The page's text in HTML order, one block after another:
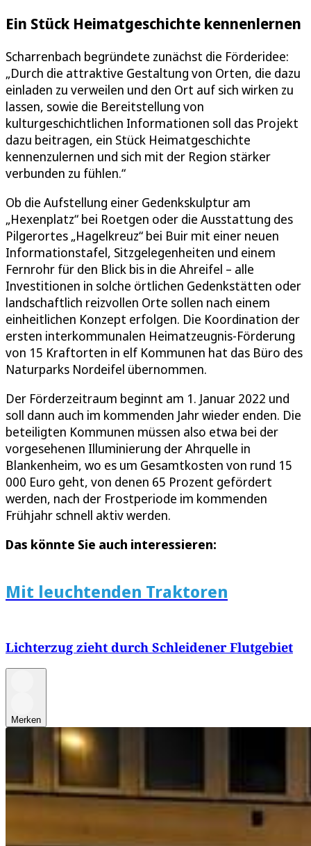
Ein Stück Heimatgeschichte kennenlernen
Scharrenbach begründete zunächst die Förderidee:
„Durch die attraktive Gestaltung von Orten, die dazu
einladen zu verweilen und den Ort auf sich wirken zu
lassen, sowie die Bereitstellung von
kulturgeschichtlichen Informationen soll das Projekt
dazu beitragen, ein Stück Heimatgeschichte
kennenzulernen und sich mit der Region stärker
verbunden zu fühlen.“
Ob die Aufstellung einer Gedenkskulptur am
„Hexenplatz“ bei Roetgen oder die Ausstattung des
Pilgerortes „Hagelkreuz“ bei Buir mit einer neuen
Informationstafel, Sitzgelegenheiten und einem
Fernrohr für den Blick bis in die Ahreifel – alle
Investitionen in solche örtlichen Gedenkstätten oder
landschaftlich reizvollen Orte sollen nach einem
einheitlichen Konzept erfolgen. Die Koordination der
ersten interkommunalen Heimatzeugnis-Förderung
von 15 Kraftorten in elf Kommunen hat das Büro des
Naturparks Nordeifel übernommen.
Der Förderzeitraum beginnt am 1. Januar 2022 und
soll dann auch im kommenden Jahr wieder enden. Die
beteiligten Kommunen müssen also etwa bei der
vorgesehenen Illuminierung der Ahrquelle in
Blankenheim, wo es um Gesamtkosten von rund 15
000 Euro geht, von denen 65 Prozent gefördert
werden, nach der Frostperiode im kommenden
Frühjahr schnell aktiv werden.
Das könnte Sie auch interessieren:
Mit leuchtenden Traktoren
Lichterzug zieht durch Schleidener Flutgebiet
Merken